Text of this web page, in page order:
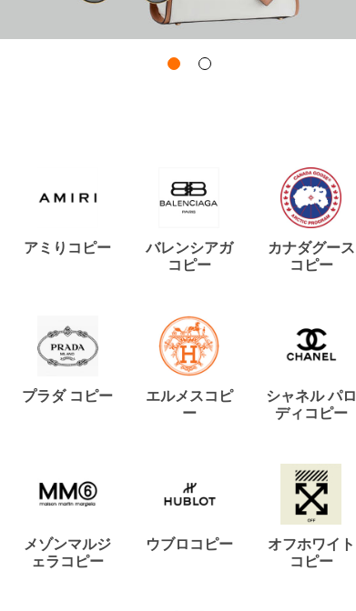
アミりコピー
バレンシアガ
コピー
カナダグース
コピー
プラダ コピー
エルメスコピ
ー
シャネル パロ
ディコピー
メゾンマルジ
ェラコピー
ウブロコピー
オフホワイト
コピー